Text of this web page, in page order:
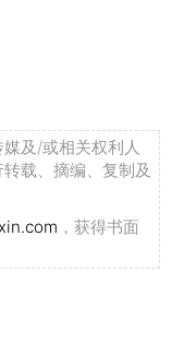
及/或相关权利人
载、摘编、复制及
，获得书面